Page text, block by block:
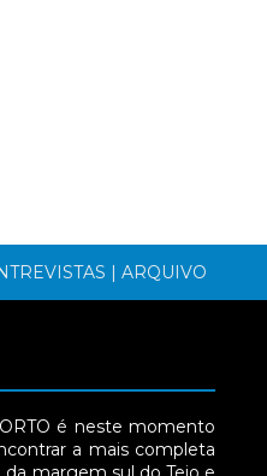
| ARQUIVO
é neste momento
a mais completa